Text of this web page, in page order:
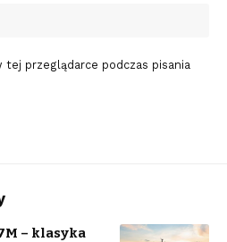
tej przeglądarce podczas pisania
– klasyka